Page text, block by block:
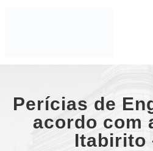
Perícias de
acordo com
Itabirito